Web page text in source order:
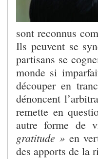
sont reconnus
Ils peuvent se
partisans se
monde si
découper en
dénoncent
remette en
autre forme de
gratitude » en
des apports de la